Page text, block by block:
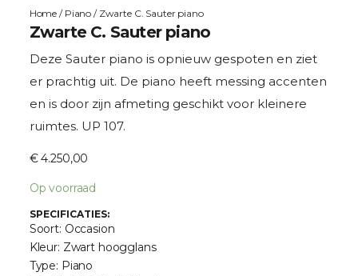
Home / Piano / Zwarte C. Sauter piano
Zwarte C. Sauter piano
Deze Sauter piano is opnieuw gespoten en ziet
er prachtig uit. De piano heeft messing accenten
en is door zijn afmeting geschikt voor kleinere
ruimtes. UP 107.
€4.250,00
Op voorraad
SPECIFICATIES:
Soort: Occasion
Kleur: Zwart hoogglans
Type: Piano